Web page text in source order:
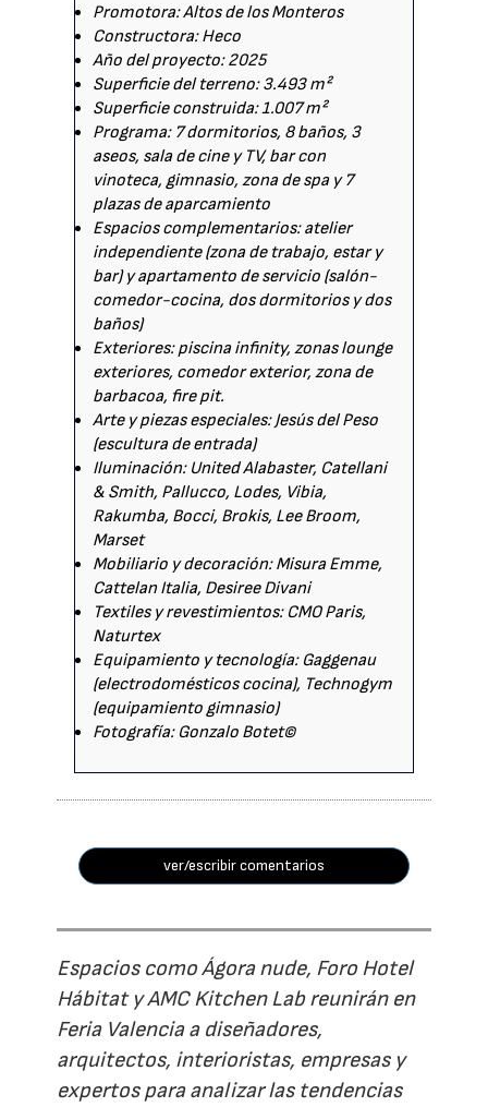
Promotora: Altos de los Monteros
Constructora: Heco
Año del proyecto: 2025
Superficie del terreno: 3.493 m²
Superficie construida: 1.007 m²
Programa: 7 dormitorios, 8 baños, 3
aseos, sala de cine y TV, bar con
vinoteca, gimnasio, zona de spa y 7
plazas de aparcamiento
Espacios complementarios: atelier
independiente (zona de trabajo, estar y
bar) y apartamento de servicio (salón-
comedor-cocina, dos dormitorios y dos
baños)
Exteriores: piscina infinity, zonas lounge
exteriores, comedor exterior, zona de
barbacoa, fire pit.
Arte y piezas especiales: Jesús del Peso
(escultura de entrada)
Iluminación: United Alabaster, Catellani
& Smith, Pallucco, Lodes, Vibia,
Rakumba, Bocci, Brokis, Lee Broom,
Marset
Mobiliario y decoración: Misura Emme,
Cattelan Italia, Desiree Divani
Textiles y revestimientos: CMO Paris,
Naturtex
Equipamiento y tecnología: Gaggenau
(electrodomésticos cocina), Technogym
(equipamiento gimnasio)
Fotografía: Gonzalo Botet©
ver/escribir comentarios
Espacios como Ágora nude, Foro Hotel
Hábitat y AMC Kitchen Lab reunirán en
Feria Valencia a diseñadores,
arquitectos, interioristas, empresas y
expertos para analizar las tendencias